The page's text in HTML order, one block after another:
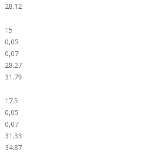
28.12
15
0,05
0,07
28.27
31.79
17.5
0,05
0,07
31.33
34.87